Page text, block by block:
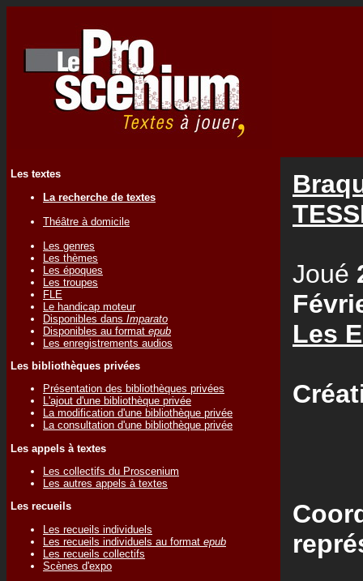
Les textes
La recherche de textes
Théâtre à domicile
Les genres
Les thèmes
Les époques
Les troupes
FLE
Le handicap moteur
Disponibles dans Imparato
Disponibles au format epub
Les enregistrements audios
Les bibliothèques privées
Présentation des bibliothèques privées
L'ajout d'une bibliothèque privée
La modification d'une bibliothèque privée
La consultation d'une bibliothèque privée
Les appels à textes
Les collectifs du Proscenium
Les autres appels à textes
Les recueils
Les recueils individuels
Les recueils individuels au format epub
Les recueils collectifs
Scènes d'expo
Joué
Les